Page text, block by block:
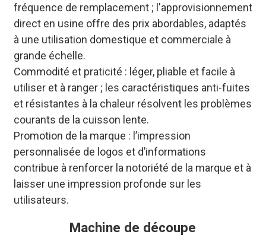
fréquence de remplacement ; l'approvisionnement
direct en usine offre des prix abordables, adaptés
à une utilisation domestique et commerciale à
grande échelle.
Commodité et praticité : léger, pliable et facile à
utiliser et à ranger ; les caractéristiques anti-fuites
et résistantes à la chaleur résolvent les problèmes
courants de la cuisson lente.
Promotion de la marque : l’impression
personnalisée de logos et d’informations
contribue à renforcer la notoriété de la marque et à
laisser une impression profonde sur les
utilisateurs.
Machine de découpe